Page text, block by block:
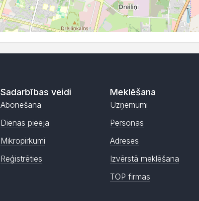
Sadarbības veidi
Abonēšana
Dienas pieeja
Mikropirkumi
Reģistrēties
Meklēšana
Uzņēmumi
Personas
Adreses
Izvērstā meklēšana
TOP firmas